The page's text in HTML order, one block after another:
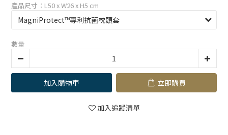
產品尺寸：L50 x W26 x H5 cm
數量
加入購物車 立即購買
加入追蹤清單